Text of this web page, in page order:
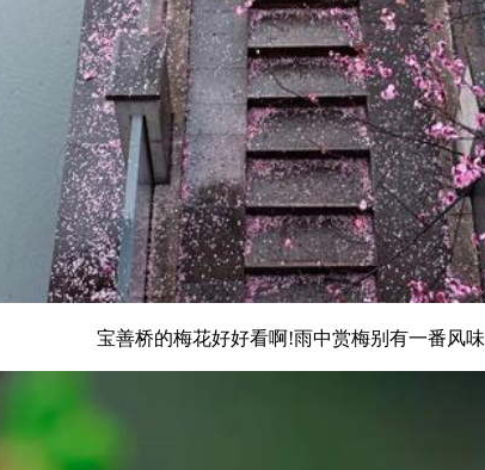
宝善桥的梅花好好看啊!雨中赏梅别有一番风味